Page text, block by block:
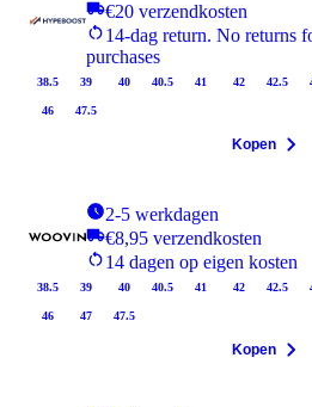
€20 verzendkosten
14-dag return. No returns
purchases
38.5 39 40 40.5 41 42 42.5
46 47.5
Kopen
2-5 werkdagen
€8,95 verzendkosten
14 dagen op eigen kosten
38.5 39 40 40.5 41 42 42.5
46 47 47.5
Kopen